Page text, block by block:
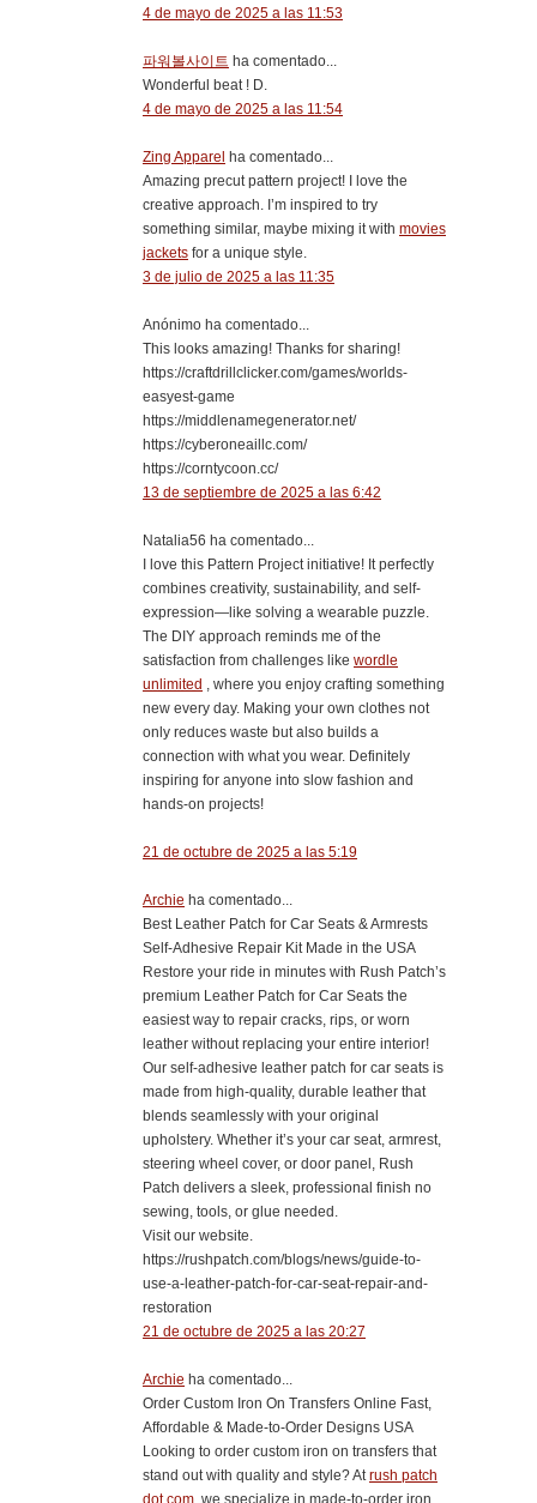
4 de mayo de 2025 a las 11:53
파워볼사이트 ha comentado...
Wonderful beat ! D.
4 de mayo de 2025 a las 11:54
Zing Apparel
ha comentado...
Amazing precut pattern project! I love the
creative approach. I’m inspired to try
something similar, maybe mixing it with movies
jackets for a unique style.
3 de julio de 2025 a las 11:35
Anónimo ha comentado...
This looks amazing! Thanks for sharing!
https://craftdrillclicker.com/games/worlds-
easyest-game
https://middlenamegenerator.net/
https://cyberoneaillc.com/
https://corntycoon.cc/
13 de septiembre de 2025 a las 6:42
Natalia56 ha comentado...
I love this Pattern Project initiative! It perfectly
combines creativity, sustainability, and self-
expression—like solving a wearable puzzle.
The DIY approach reminds me of the
satisfaction from challenges like wordle
unlimited , where you enjoy crafting something
new every day. Making your own clothes not
only reduces waste but also builds a
connection with what you wear. Definitely
inspiring for anyone into slow fashion and
hands-on projects!
21 de octubre de 2025 a las 5:19
Archie ha comentado...
Best Leather Patch for Car Seats & Armrests
Self-Adhesive Repair Kit Made in the USA
Restore your ride in minutes with Rush Patch’s
premium Leather Patch for Car Seats the
easiest way to repair cracks, rips, or worn
leather without replacing your entire interior!
Our self-adhesive leather patch for car seats is
made from high-quality, durable leather that
blends seamlessly with your original
upholstery. Whether it’s your car seat, armrest,
steering wheel cover, or door panel, Rush
Patch delivers a sleek, professional finish no
sewing, tools, or glue needed.
Visit our website.
https://rushpatch.com/blogs/news/guide-to-
use-a-leather-patch-for-car-seat-repair-and-
restoration
21 de octubre de 2025 a las 20:27
Archie ha comentado...
Order Custom Iron On Transfers Online Fast,
Affordable & Made-to-Order Designs USA
Looking to order custom iron on transfers that
stand out with quality and style? Atrush patch